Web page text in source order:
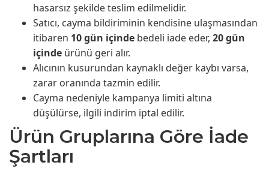
hasarsız şekilde teslim edilmelidir.
Satıcı, cayma bildiriminin kendisine ulaşmasından
itibaren 10 gün içinde bedeli iade eder, 20 gün
içinde ürünü geri alır.
Alıcının kusurundan kaynaklı değer kaybı varsa,
zarar oranında tazmin edilir.
Cayma nedeniyle kampanya limiti altına
düşülürse, ilgili indirim iptal edilir.
Ürün Gruplarına Göre İade
Şartları